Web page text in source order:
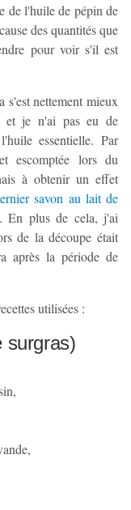
de l'huile de pépin de
des quantités que
pour voir s'il est
s'est nettement mieux
et je n'ai pas eu de
essentielle. Par
escomptée lors du
à obtenir un effet
savon au lait de
En plus de cela, j'ai
de la découpe était
après la période de
utilisées :
surgras)